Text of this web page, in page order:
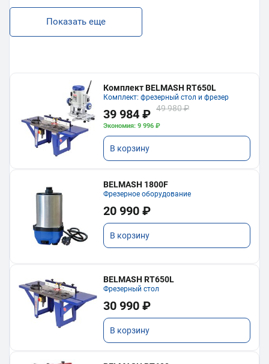
Показать еще
Комплект BELMASH RT650L
Комплект: фрезерный стол и фрезер
39 984 ₽ 49 980 ₽
Экономия: 9 996 ₽
В корзину
BELMASH 1800F
Фрезерное оборудование
20 990 ₽
В корзину
BELMASH RT650L
Фрезерный стол
30 990 ₽
В корзину